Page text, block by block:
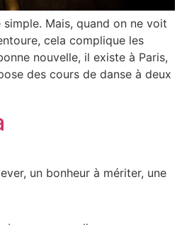
Mais, quand on ne voit
cela complique les
nouvelle, il existe à Paris,
des cours de danse à deux
un bonheur à mériter, une